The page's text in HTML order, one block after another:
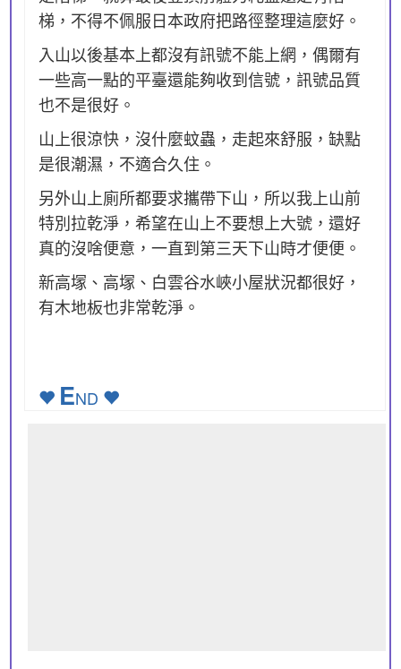
梯，不得不佩服日本政府把路徑整理這麼好。
入山以後基本上都沒有訊號不能上網，偶爾有
一些高一點的平臺還能夠收到信號，訊號品質
也不是很好。
山上很涼快，沒什麼蚊蟲，走起來舒服，缺點
是很潮濕，不適合久住。
另外山上廁所都要求攜帶下山，所以我上山前
特別拉乾淨，希望在山上不要想上大號，還好
真的沒啥便意，一直到第三天下山時才便便。
新高塜、高塜、白雲谷水峽小屋狀況都很好，
有木地板也非常乾淨。
END